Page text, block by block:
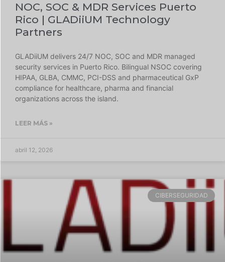
NOC, SOC & MDR Services Puerto
Rico | GLADiiUM Technology
Partners
GLADiiUM delivers 24/7 NOC, SOC and MDR managed
security services in Puerto Rico. Bilingual NSOC covering
HIPAA, GLBA, CMMC, PCI-DSS and pharmaceutical GxP
compliance for healthcare, pharma and financial
organizations across the island.
LEER MÁS »
abril 12, 2026
CIBERSEGURIDAD